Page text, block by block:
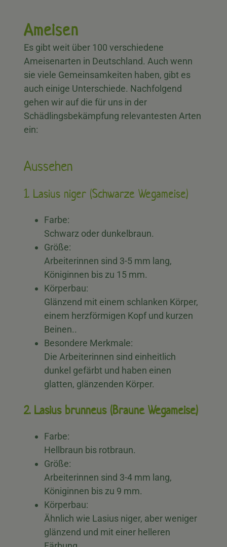
Ameisen
Es gibt weit über 100 verschiedene
Ameisenarten in Deutschland. Auch wenn
sie viele Gemeinsamkeiten haben, gibt es
auch einige Unterschiede. Nachfolgend
gehen wir auf die für uns in der
Schädlingsbekämpfung relevantesten Arten
ein:
Aussehen
1. Lasius niger (Schwarze Wegameise)
Farbe:
Schwarz oder dunkelbraun.
Größe:
Arbeiterinnen sind 3-5 mm lang,
Königinnen bis zu 15 mm.
Körperbau:
Glänzend mit einem schlanken Körper,
einem herzförmigen Kopf und kurzen
Beinen..
Besondere Merkmale:
Die Arbeiterinnen sind einheitlich
dunkel gefärbt und haben einen
glatten, glänzenden Körper.
2. Lasius brunneus (Braune Wegameise)
Farbe:
Hellbraun bis rotbraun.
Größe:
Arbeiterinnen sind 3-4 mm lang,
Königinnen bis zu 9 mm.
Körperbau:
Ähnlich wie Lasius niger, aber weniger
glänzend und mit einer helleren